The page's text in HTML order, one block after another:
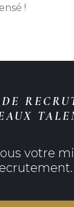
!
votre